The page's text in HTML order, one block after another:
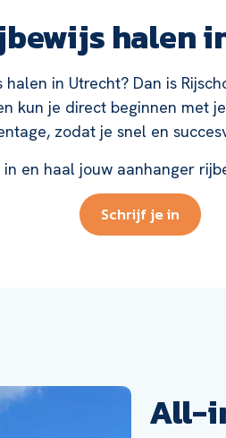
halen
in Utrecht? Dan is
kun je direct beginnen met
zodat je snel en
en haal jouw aanhanger
Schrijf je in
All-